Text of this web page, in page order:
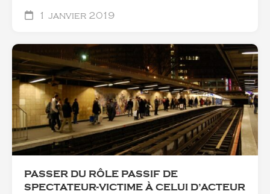
1 janvier 2019
PASSER DU RÔLE PASSIF DE
SPECTATEUR-VICTIME À CELUI D’ACTEUR